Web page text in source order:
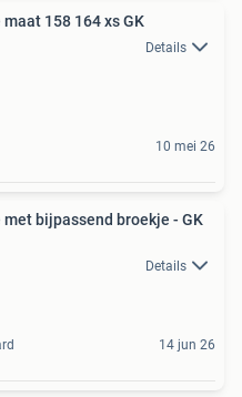
158 164 xs GK
Details
10 mei 26
bijpassend broekje - GK
Details
14 jun 26